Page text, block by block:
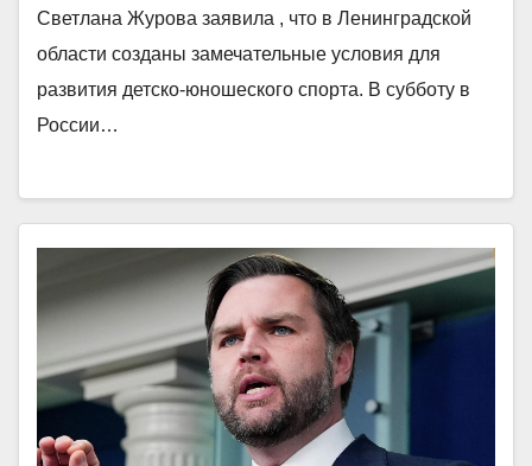
Светлана Журова заявила , что в Ленинградской
области созданы замечательные условия для
развития детско-юношеского спорта. В субботу в
России…